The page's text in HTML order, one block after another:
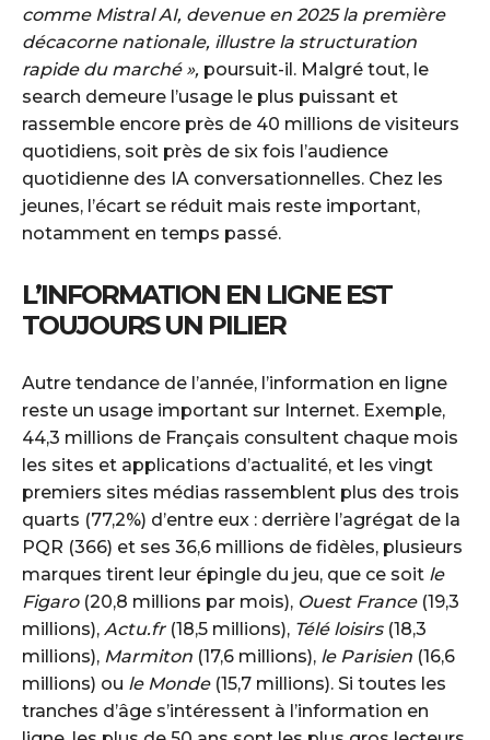
comme Mistral AI, devenue en 2025 la première
décacorne nationale, illustre la structuration
rapide du marché », poursuit-il. Malgré tout, le
search demeure l’usage le plus puissant et
rassemble encore près de 40 millions de visiteurs
quotidiens, soit près de six fois l’audience
quotidienne des IA conversationnelles. Chez les
jeunes, l’écart se réduit mais reste important,
notamment en temps passé.
L’INFORMATION EN LIGNE EST
TOUJOURS UN PILIER
Autre tendance de l’année, l’information en ligne
reste un usage important sur Internet. Exemple,
44,3 millions de Français consultent chaque mois
les sites et applications d’actualité, et les vingt
premiers sites médias rassemblent plus des trois
quarts (77,2%) d’entre eux : derrière l’agrégat de la
PQR (366) et ses 36,6 millions de fidèles, plusieurs
marques tirent leur épingle du jeu, que ce soit le
Figaro (20,8 millions par mois), Ouest France(19,3
millions), Actu.fr(18,5 millions), Télé loisirs (18,3
millions), Marmiton (17,6 millions), le Parisien (16,6
millions) ou le Monde(15,7 millions). Si toutes les
tranches d’âge s’intéressent à l’information en